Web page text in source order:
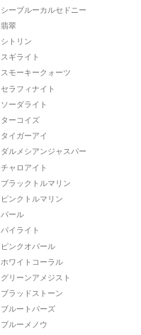
シーブルーカルセドニー
翡翠
シトリン
スギライト
スモーキークォーツ
セラフィナイト
ソーダライト
ターコイズ
タイガーアイ
ダルメシアンジャスパー
チャロアイト
ブラックトルマリン
ピンクトルマリン
パール
パイライト
ピンクオパール
ホワイトコーラル
グリーンアメジスト
ブラッドストーン
ブルートパーズ
ブルーメノウ